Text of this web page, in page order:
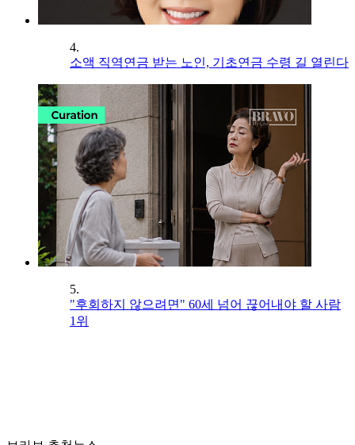
4.
소액 직역연금 받는 노인, 기초연금 수령 길 열린다
5.
"후회하지 않으려면" 60세 넘어 끊어내야 할 사람
1위